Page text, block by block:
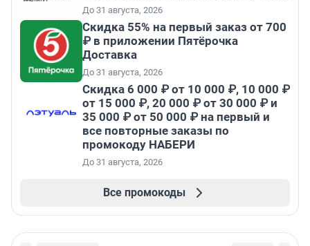
До 31 августа, 2026
Скидка 55% на первый заказ от 700
₽ в приложении Пятёрочка
Доставка
До 31 августа, 2026
Скидка 6 000 ₽ от 10 000 ₽, 10 000 ₽
от 15 000 ₽, 20 000 ₽ от 30 000 ₽ и
35 000 ₽ от 50 000 ₽ на первый и
все повторные заказы по
промокоду НАБЕРИ
До 31 августа, 2026
Все промокоды